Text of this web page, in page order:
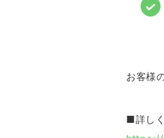
お客様
■詳し